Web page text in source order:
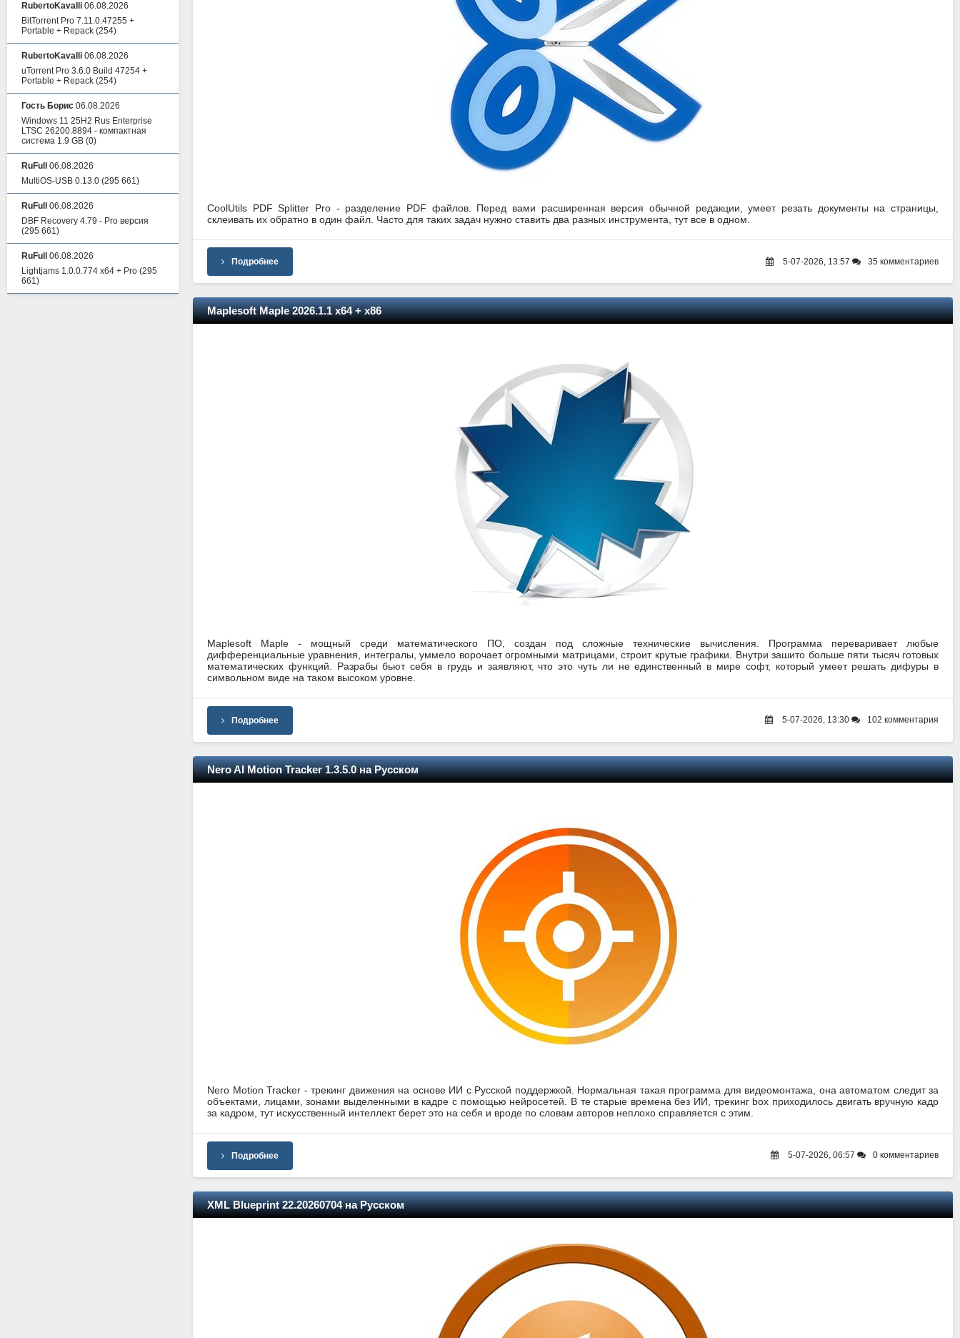
CoolUtils PDF Splitter Pro - разделение PDF файлов. Перед вами расширенная версия обычной редакции, умеет резать документы на страницы,
склеивать их обратно в один файл. Часто для таких задач нужно ставить два разных инструмента, тут все в одном.
Подробнее 5-07-2026, 13:57 35 комментариев
Maplesoft Maple 2026.1.1 x64 + x86
Maplesoft Maple - мощный среди математического ПО, создан под сложные технические вычисления. Программа переваривает любые
дифференциальные уравнения, интегралы, уммело ворочает огромными матрицами, строит крутые графики. Внутри зашито больше пяти тысяч готовых
математических функций. Разрабы бьют себя в грудь и заявляют, что это чуть ли не единственный в мире софт, который умеет решать дифуры в
символьном виде на таком высоком уровне.
Подробнее 5-07-2026, 13:30 102 комментария
Nero AI Motion Tracker 1.3.5.0 на Русском
Nero Motion Tracker - трекинг движения на основе ИИ с Русской поддержкой. Нормальная такая программа для видеомонтажа, она автоматом следит за
объектами, лицами, зонами выделенными в кадре с помощью нейросетей. В те старые времена без ИИ, трекинг box приходилось двигать вручную кадр
за кадром, тут искусственный интеллект берет это на себя и вроде по словам авторов неплохо справляется с этим.
Подробнее 5-07-2026, 06:57 0 комментариев
XML Blueprint 22.20260704 на Русском
RubertoKavalli 06.08.2026
BitTorrent Pro 7.11.0.47255 +
Portable + Repack (254)
RubertoKavalli 06.08.2026
uTorrent Pro 3.6.0 Build 47254 +
Portable + Repack (254)
Гость Борис 06.08.2026
Windows 11 25H2 Rus Enterprise
LTSC 26200.8894 - компактная
система 1.9 GB (0)
RuFull
06.08.2026
MultiOS-USB 0.13.0 (295 661)
RuFull
06.08.2026
DBF Recovery 4.79 - Pro версия
(295 661)
RuFull
06.08.2026
Lightjams 1.0.0.774 x64 + Pro (295
661)